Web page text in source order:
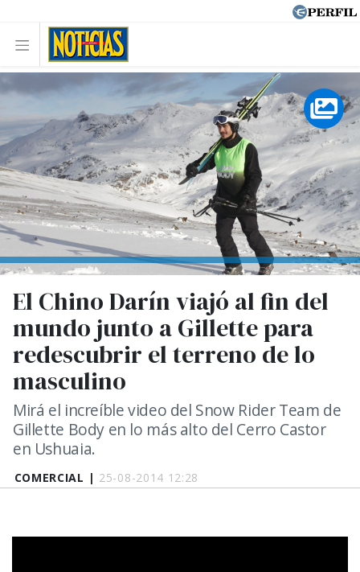
COMERCIAL | 25-08-2014 12:28
El Chino Darín viajó al fin del
mundo junto a Gillette para
redescubrir el terreno de lo
masculino
Mirá el increíble video del Snow Rider Team de
Gillette Body en lo más alto del Cerro Castor
en Ushuaia.